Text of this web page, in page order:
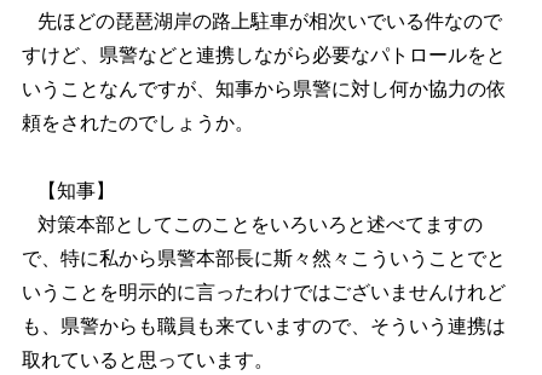
先ほどの琵琶湖岸の路上駐車が相次いでいる件なので
すけど、県警などと連携しながら必要なパトロールをと
いうことなんですが、知事から県警に対し何か協力の依
頼をされたのでしょうか。
【知事】
対策本部としてこのことをいろいろと述べてますの
で、特に私から県警本部長に斯々然々こういうことでと
いうことを明示的に言ったわけではございませんけれど
も、県警からも職員も来ていますので、そういう連携は
取れていると思っています。